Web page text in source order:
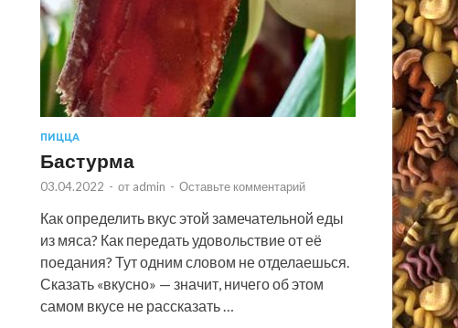
ПИЦЦА
Бастурма
03.04.2022 - от admin - Оставьте комментарий
Как определить вкус этой замечательной еды
из мяса? Как передать удовольствие от её
поедания? Тут одним словом не отделаешься.
Сказать «вкусно» — значит, ничего об этом
самом вкусе не рассказать …